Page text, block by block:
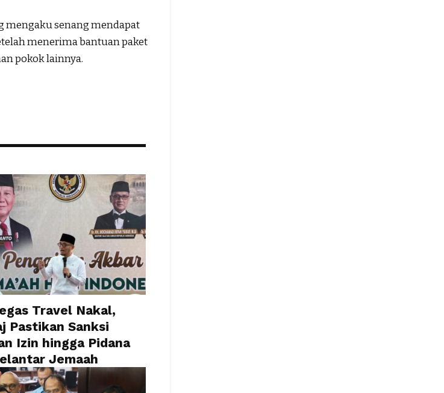
mengaku senang mendapat
menerima bantuan paket
pokok lainnya.
Travel Nakal,
Pastikan Sanksi
Izin hingga Pidana
Jemaah